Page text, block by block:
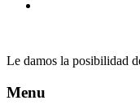
Le damos la posibilidad
Menu